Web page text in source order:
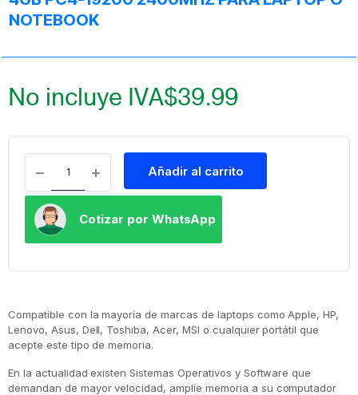
NOTEBOOK
$39.99
No incluye IVA
Añadir al carrito
Cotizar por WhatsApp
Compatible con la mayoría de marcas de laptops como Apple, HP,
Lenovo, Asus, Dell, Toshiba, Acer, MSI o cualquier portátil que
acepte este tipo de memoria.
En la actualidad existen Sistemas Operativos y Software que
demandan de mayor velocidad, amplíe memoria a su computador